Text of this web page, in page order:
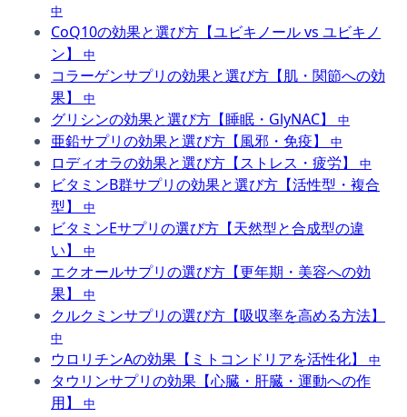
中
CoQ10の効果と選び方【ユビキノール vs ユビキノ
ン】
中
コラーゲンサプリの効果と選び方【肌・関節への効
果】
中
グリシンの効果と選び方【睡眠・GlyNAC】 中
亜鉛サプリの効果と選び方【風邪・免疫】 中
ロディオラの効果と選び方【ストレス・疲労】 中
ビタミンB群サプリの効果と選び方【活性型・複合
型】
中
ビタミンEサプリの選び方【天然型と合成型の違
い】
中
エクオールサプリの選び方【更年期・美容への効
果】
中
クルクミンサプリの選び方【吸収率を高める方法】
中
ウロリチンAの効果【ミトコンドリアを活性化】 中
タウリンサプリの効果【心臓・肝臓・運動への作
用】
中